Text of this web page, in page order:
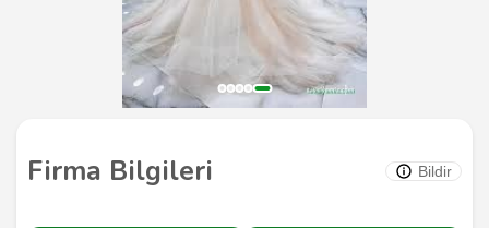
Firma Bilgileri Bildir